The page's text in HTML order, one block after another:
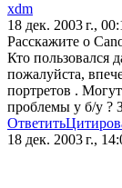
xdm
18 дек. 2003 г.,
Расскажите о
Кто пользовался
пожалуйста,
портретов .
проблемы у б/у ?
Ответить
18 дек. 2003 г.,